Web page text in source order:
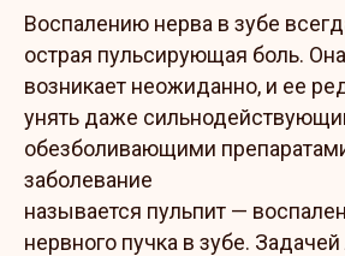
Воспалению нерва в зубе
острая пульсирующая боль.
возникает неожиданно, и ее
унять даже
обезболивающими
заболевание
называется пульпит —
нервного пучка в зубе.